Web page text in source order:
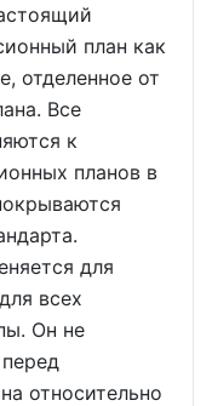
план как
отделенное от
Все
к
планов в
для
всех
Он не
относительно